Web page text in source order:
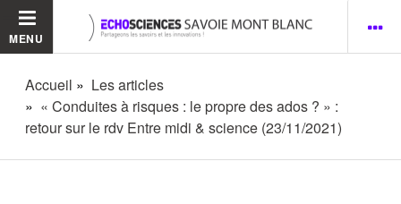
MENU
Accueil
Les articles
« Conduites à risques : le propre des ados ? » :
retour sur le rdv Entre midi & science (23/11/2021)